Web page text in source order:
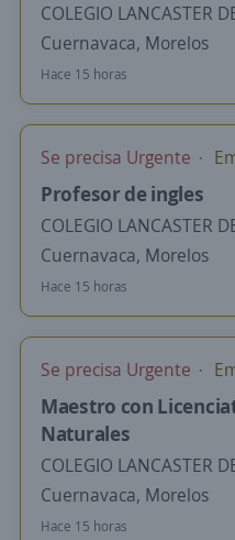
COLEGIO LANCASTER
Cuernavaca, Morelos
Hace 15 horas
Se precisa Urgente
Profesor de ingles
COLEGIO LANCASTER
Cuernavaca, Morelos
Hace 15 horas
Se precisa Urgente
Maestro con
Naturales
COLEGIO LANCASTER
Cuernavaca, Morelos
Hace 15 horas